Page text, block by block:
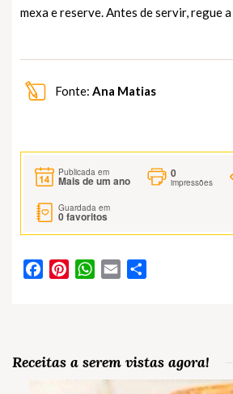
mexa e reserve. Antes de servir, regue
Fonte: Ana Matias
Publicada em
Mais de um ano
0
impressões
Guardada em
0favoritos
FacebookPinterestWhatsApp
Email
Receitas a serem vistas agora!